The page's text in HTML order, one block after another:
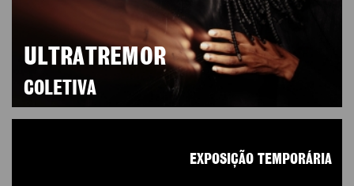
ULTRATREMOR
COLETIVA
EXPOSIÇÃO TEMPORÁRIA